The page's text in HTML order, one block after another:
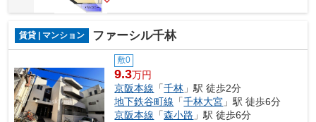
賃貸 | マンション ファーシル千林
敷0
9.3万円
京阪本線 「千林 」駅 徒歩2分
地下鉄谷町線 「千林大宮 」駅 徒歩6分
京阪本線 「森小路 」駅 徒歩6分